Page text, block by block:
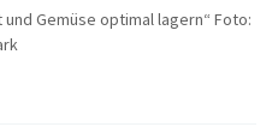
Gemüse optimal lagern“ Foto: